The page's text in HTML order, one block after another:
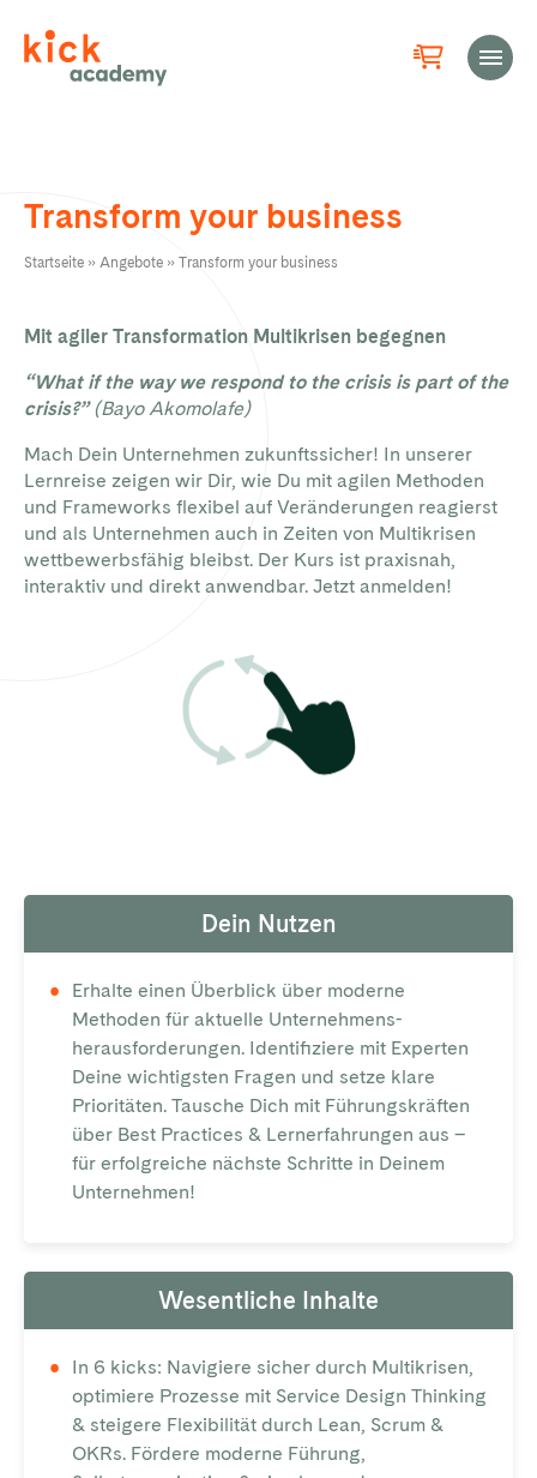
Transform your business
Startseite » Angebote » Transform your business
Mit agiler Transformation Multikrisen begegnen
“What if the way we respond to the crisis is part of the
crisis?” (Bayo Akomolafe)
Mach Dein Unternehmen zukunftssicher! In unserer
Lernreise zeigen wir Dir, wie Du mit agilen Methoden
und Frameworks flexibel auf Veränderungen reagierst
und als Unternehmen auch in Zeiten von Multikrisen
wettbewerbsfähig bleibst. Der Kurs ist praxisnah,
interaktiv und direkt anwendbar. Jetzt anmelden!
Dein Nutzen
Erhalte einen Überblick über moderne
Methoden für aktuelle Unternehmens­
herausforderungen. Identifiziere mit Experten
Deine wichtigsten Fragen und setze klare
Prioritäten. Tausche Dich mit Führungskräften
über Best Practices & Lernerfahrungen aus –
für erfolgreiche nächste Schritte in Deinem
Unternehmen!
Wesentliche Inhalte
In 6 kicks: Navigiere sicher durch Multikrisen,
optimiere Prozesse mit Service Design Thinking
& steigere Flexibilität durch Lean, Scrum &
OKRs. Fördere moderne Führung,